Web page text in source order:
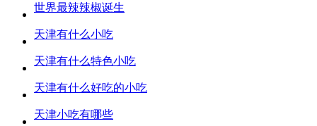
世界最辣辣椒诞生
天津有什么小吃
天津有什么特色小吃
天津有什么好吃的小吃
天津小吃有哪些